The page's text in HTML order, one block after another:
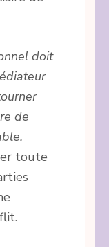
doit
de
toute